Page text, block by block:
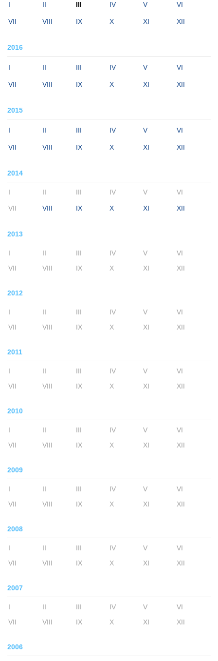
I II III IV V VI
VII VIII IX X XI XII
2016
I II III IV V VI
VII VIII IX X XI XII
2015
I II III IV V VI
VII VIII IX X XI XII
2014
I II III IV V VI
VII VIII IX X XI XII
2013
I II III IV V
VI
VII
VIII IX X XI XII
2012
I II III IV V
VI
VII
VIII IX X XI XII
2011
I II III IV V
VI
VII
VIII IX X XI XII
2010
I II III IV V
VI
VII
VIII IX X XI XII
2009
I II III IV V
VI
VII
VIII IX X XI XII
2008
I II III IV V
VI
VII
VIII IX X XI XII
2007
I II III IV V
VI
VII
VIII IX X XI XII
2006